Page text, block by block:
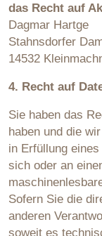
das Recht auf
Dagmar Hartge
Stahnsdorfer
14532
4. Recht auf
Sie haben das
haben und die
in Erfüllung
sich oder an
Sofern Sie die
anderen
soweit es